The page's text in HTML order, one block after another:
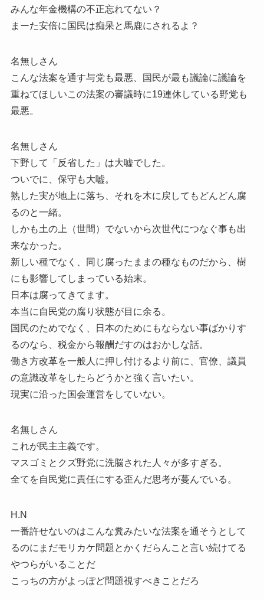
みんな年金機構の不正忘れてない？
まーた安倍に国民は痴呆と馬鹿にされるよ？
名無しさん
こんな法案を通す与党も最悪、国民が最も議論に議論を
重ねてほしいこの法案の審議時に19連休している野党も
最悪。
名無しさん
下野して「反省した」は大嘘でした。
ついでに、保守も大嘘。
熟した実が地上に落ち、それを木に戻してもどんどん腐
るのと一緒。
しかも土の上（世間）でないから次世代につなぐ事も出
来なかった。
新しい種でなく、同じ腐ったままの種なものだから、樹
にも影響してしまっている始末。
日本は腐ってきてます。
本当に自民党の腐り状態が目に余る。
国民のためでなく、日本のためにもならない事ばかりす
るのなら、税金から報酬だすのはおかしな話。
働き方改革を一般人に押し付けるより前に、官僚、議員
の意識改革をしたらどうかと強く言いたい。
現実に沿った国会運営をしていない。
名無しさん
これが民主主義です。
マスゴミとクズ野党に洗脳された人々が多すぎる。
全てを自民党に責任にする歪んだ思考が蔓んでいる。
H.N
一番許せないのはこんな糞みたいな法案を通そうとして
るのにまだモリカケ問題とかくだらんこと言い続けてる
やつらがいることだ
こっちの方がよっぽど問題視すべきことだろ